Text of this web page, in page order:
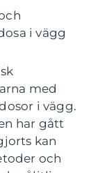
i vägg
med
i vägg.
har gått
kan
och